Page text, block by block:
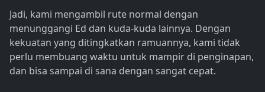
Jadi, kami mengambil rute normal dengan
menunggangi Ed dan kuda-kuda lainnya. Dengan
kekuatan yang ditingkatkan ramuannya, kami tidak
perlu membuang waktu untuk mampir di penginapan,
dan bisa sampai di sana dengan sangat cepat.